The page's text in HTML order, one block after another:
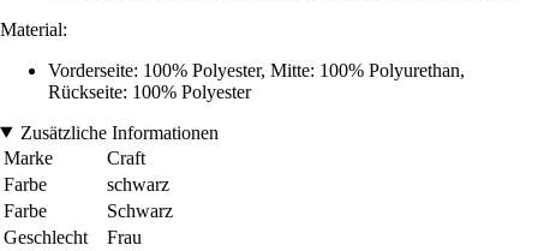
Material:
Vorderseite: 100% Polyester, Mitte: 100% Polyurethan,
Rückseite: 100% Polyester
Zusätzliche Informationen
Marke
Craft
Farbe
schwarz
Farbe
Schwarz
Geschlecht
Frau